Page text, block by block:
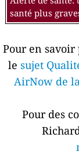
santé plus
Pour en
le sujet
AirNow de
Pour des